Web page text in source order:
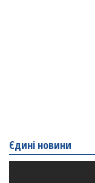
Єдині новини